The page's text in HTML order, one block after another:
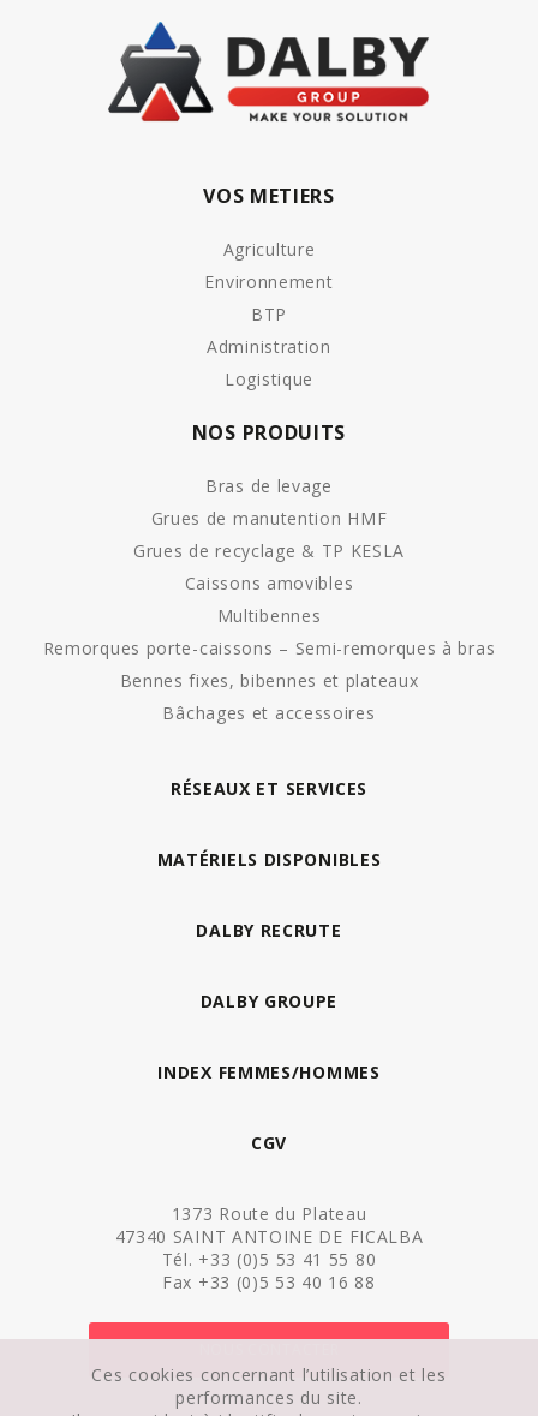
1373 Route du Plateau
47340 SAINT ANTOINE DE FICALBA
Tél. +33 (0)5 53 41 55 80
Fax +33 (0)5 53 40 16 88
VOS METIERS
Agriculture
Environnement
BTP
Administration
Logistique
NOS PRODUITS
Bras de levage
Grues de manutention HMF
Grues de recyclage & TP KESLA
Caissons amovibles
Multibennes
Remorques porte-caissons – Semi-remorques à bras
Bennes fixes, bibennes et plateaux
Bâchages et accessoires
RÉSEAUX ET SERVICES
MATÉRIELS DISPONIBLES
DALBY RECRUTE
DALBY GROUPE
INDEX FEMMES/HOMMES
CGV
Ces cookies concernant l’utilisation et les
performances du site.